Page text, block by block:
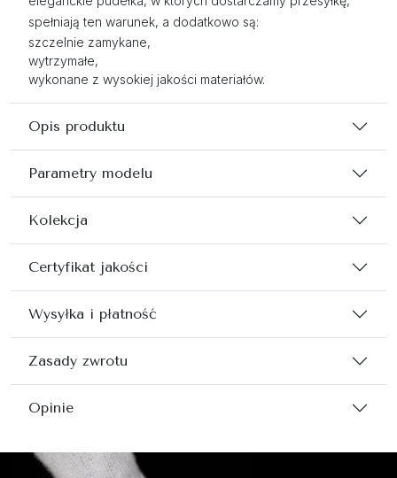
spełniają ten warunek, a dodatkowo są:
szczelnie zamykane,
wytrzymałe,
wykonane z wysokiej jakości materiałów.
Opis produktu
Parametry modelu
Kolekcja
Certyfikat jakości
Wysyłka i płatność
Zasady zwrotu
Opinie